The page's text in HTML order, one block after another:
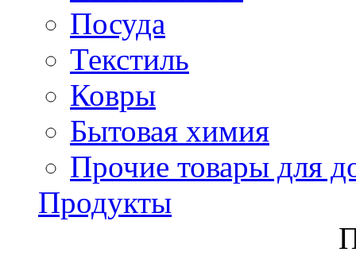
Посуда
Текстиль
Ковры
Бытовая химия
Прочие товары для
Продукты